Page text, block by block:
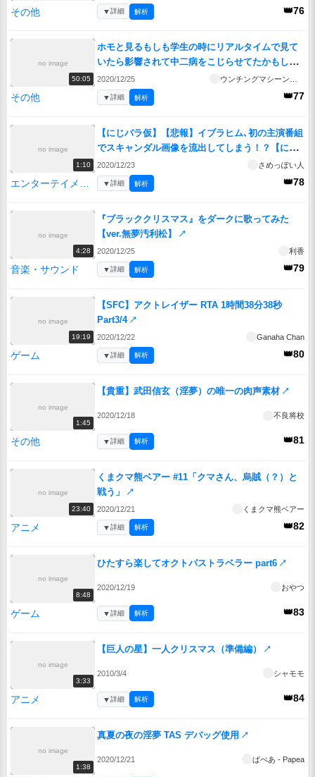
その他 👑76
▼詳細 解析
no image
50:05
ホモと見るもしも学生の時にリアルタイムで見て
いたら影響されて中二病をこじらせてたかもしれ
ないアニメOP集
2020/12/25
その他 👑77
▼詳細 解析
no image
1:10
【にじバラ仮】【悲報】イブラヒム､初の主演番組
でスキャンダル画像を流出してしまう！？【にじ
さんじ切り抜き】
2020/12/23 さめっぽい人
エンターテイメント 👑78
▼詳細 解析
no image
4:28
『ブラッククリスマス』をダークに歌ってみた
【ver.無夢汚利松】
↗
2020/12/25 利香
音楽・サウンド 👑79
▼詳細 解析
no image
19:19
【SFC】アクトレイザー RTA 1時間38分38秒
Part3/4 ↗
2020/12/22 Ganaha Chan
ゲーム 👑80
▼詳細 解析
no image
1:45
【貴重】武田信玄（淫夢）の唯一の肉声素材 ↗
2020/12/18 不良将校
その他 👑81
▼詳細 解析
no image
23:40
くまクマ熊ベアー #11「クマさん、烏賊（？）と
戦う」
↗
2020/12/21 くまクマ熊ベアー
アニメ 👑82
▼詳細 解析
no image
8:48
ひたすら楽してオクトパストラベラー part6 ↗
2020/12/19 おやつ
ゲーム 👑83
▼詳細 解析
no image
3:33
【巨人の星】一人クリスマス（準備編） ↗
2010/3/4 シャモモ
アニメ 👑84
▼詳細 解析
no image
1:38
真夏の夜の淫夢 TAS デバッグ使用 ↗
2020/12/21 ぱぺあ - Papea